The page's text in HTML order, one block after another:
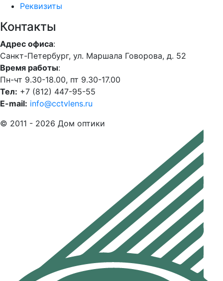
Реквизиты
Контакты
Адрес офиса:
Санкт-Петербург, ул. Маршала Говорова, д. 52
Время работы:
Пн-чт 9.30-18.00, пт 9.30-17.00
Тел: +7 (812) 447-95-55
E-mail: info@cctvlens.ru
© 2011 - 2026 Дом оптики